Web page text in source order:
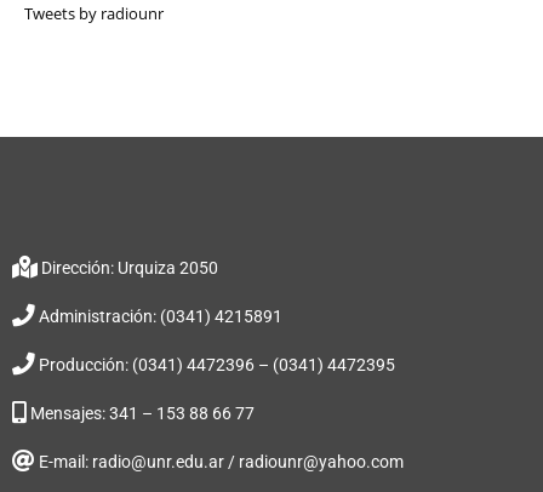
Tweets by radiounr
Dirección: Urquiza 2050
Administración: (0341) 4215891
Producción: (0341) 4472396 – (0341) 4472395
Mensajes: 341 – 153 88 66 77
E-mail: radio@unr.edu.ar / radiounr@yahoo.com